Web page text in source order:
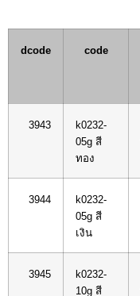
dcode code
3943
k0232-
05g สี
ทอง
3944
k0232-
05g สี
เงิน
3945
k0232-
10g สี